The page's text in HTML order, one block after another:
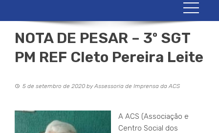
NOTA DE PESAR – 3º SGT
PM REF Cleto Pereira Leite
5 de setembro de 2020 byAssessoria de Imprensa da ACS
A ACS (Associação e
Centro Social dos